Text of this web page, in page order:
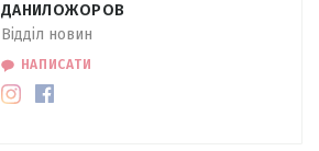
ДАНИЛОЖОРОВ
Відділ новин
НАПИСАТИ